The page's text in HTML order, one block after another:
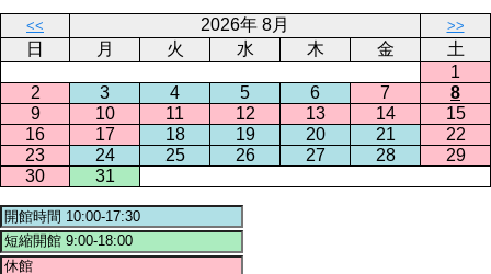
<< 2026年 8月 >>
日 月 火 水 木 金
土
1
2
3 4 5 6 7
8
9
10 11 12 13 14
15
16
17 18 19 20 21
22
23
24 25 26 27 28
29
30
31